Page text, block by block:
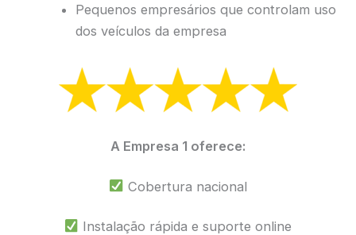
Pequenos empresários que controlam uso
dos veículos da empresa
A Empresa 1 oferece:
Cobertura nacional
Instalação rápida e suporte online